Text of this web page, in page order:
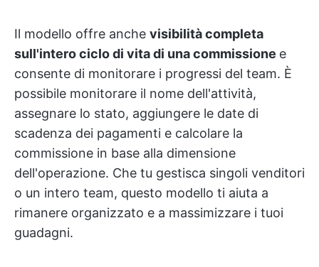
Il modello offre anche visibilità completa
sull'intero ciclo di vita di una commissione e
consente di monitorare i progressi del team. È
possibile monitorare il nome dell'attività,
assegnare lo stato, aggiungere le date di
scadenza dei pagamenti e calcolare la
commissione in base alla dimensione
dell'operazione. Che tu gestisca singoli venditori
o un intero team, questo modello ti aiuta a
rimanere organizzato e a massimizzare i tuoi
guadagni.